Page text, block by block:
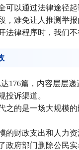
可以通过法律途径
难免让人推测举报
法律程序时，我们
176篇，内容层层
投诉渠道。
之的是一场大规模
的财政支出和 人力
政府部门删除公民实